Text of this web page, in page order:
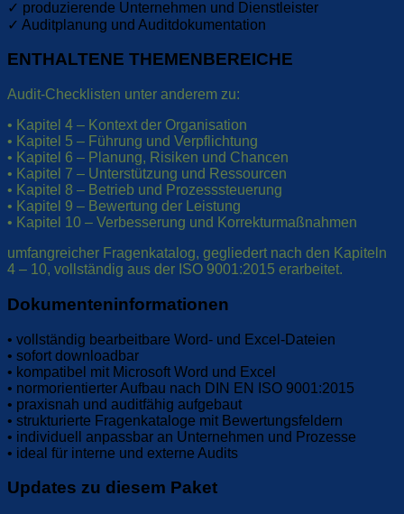
✓ produzierende Unternehmen und Dienstleister
✓ Auditplanung und Auditdokumentation
ENTHALTENE THEMENBEREICHE
Audit-Checklisten unter anderem zu:
• Kapitel 4 – Kontext der Organisation
• Kapitel 5 – Führung und Verpflichtung
• Kapitel 6 – Planung, Risiken und Chancen
• Kapitel 7 – Unterstützung und Ressourcen
• Kapitel 8 – Betrieb und Prozesssteuerung
• Kapitel 9 – Bewertung der Leistung
• Kapitel 10 – Verbesserung und Korrekturmaßnahmen
umfangreicher Fragenkatalog, gegliedert nach den Kapiteln
4 – 10, vollständig aus der ISO 9001:2015 erarbeitet.
Dokumenteninformationen
• vollständig bearbeitbare Word- und Excel-Dateien
• sofort downloadbar
• kompatibel mit Microsoft Word und Excel
• normorientierter Aufbau nach DIN EN ISO 9001:2015
• praxisnah und auditfähig aufgebaut
• strukturierte Fragenkataloge mit Bewertungsfeldern
• individuell anpassbar an Unternehmen und Prozesse
• ideal für interne und externe Audits
Updates zu diesem Paket